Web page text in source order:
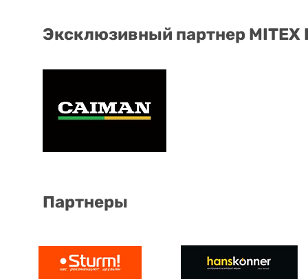
Эксклюзивный партнер
Партнеры